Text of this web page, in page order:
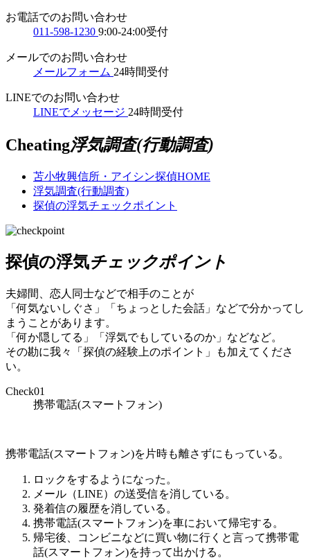
お電話でのお問い合わせ
011-598-1230 9:00-24:00受付
メールでのお問い合わせ
メールフォーム 24時間受付
LINEでのお問い合わせ
LINEでメッセージ 24時間受付
Cheating浮気調査(行動調査)
苫小牧興信所・アイシン探偵HOME
浮気調査(行動調査)
探偵の浮気チェックポイント
探偵の浮気チェックポイント
夫婦間、恋人同士などで相手のことが
「何気ないしぐさ」「ちょっとした会話」などで分かってし
まうことがあります。
「何か隠してる」「浮気でもしているのか」などなど。
その勘に我々「探偵の経験上のポイント」も加えてくださ
い。
Check01
携帯電話(スマートフォン)
携帯電話(スマートフォン)を片時も離さずにもっている。
ロックをするようになった。
メール（LINE）の送受信を消している。
発着信の履歴を消している。
携帯電話(スマートフォン)を車において帰宅する。
帰宅後、コンビニなどに買い物に行くと言って携帯電
話(スマートフォン)を持って出かける。